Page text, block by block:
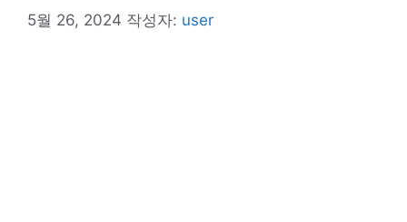
5월 26, 2024 작성자: user